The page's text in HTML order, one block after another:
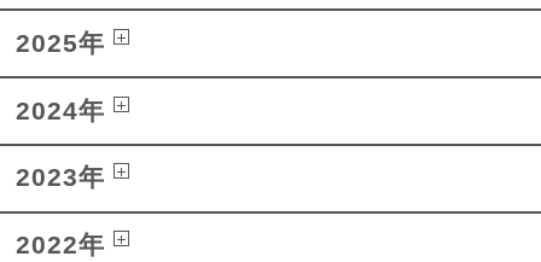
2025年
2024年
2023年
2022年